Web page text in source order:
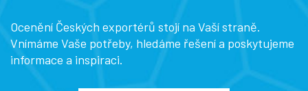
Ocenění Českých exportérů stojí na Vaší straně.
Vnímáme Vaše potřeby, hledáme řešení a poskytujeme
informace a inspiraci.